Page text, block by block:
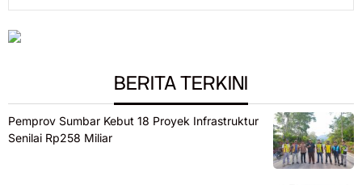
BERITA TERKINI
Pemprov Sumbar Kebut 18 Proyek Infrastruktur
Senilai Rp258 Miliar